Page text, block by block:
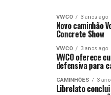
VWCO 3 anos ago
Novo caminhão
Concrete Show
VWCO 3 anos ago
VWCO oferece
defensiva para
CAMINHÕES 3
Librelato